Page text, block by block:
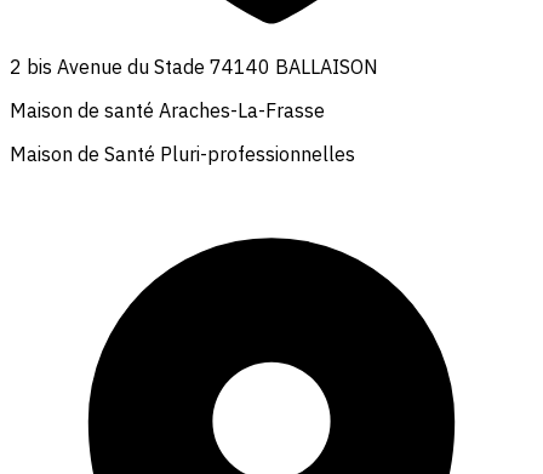
2 bis Avenue du Stade 74140 BALLAISON
Maison de santé Araches-La-Frasse
Maison de Santé Pluri-professionnelles